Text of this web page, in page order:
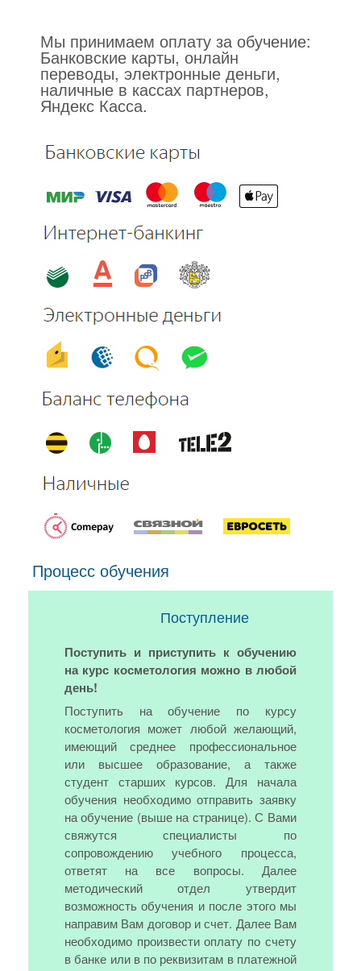
Мы принимаем оплату за обучение:
Банковские карты, онлайн
переводы, электронные деньги,
наличные в кассах партнеров,
Яндекс Касса.
Процесс обучения
Поступление
Поступить и приступить к обучению
на курс косметология можно в любой
день!
Поступить на обучение по курсу
косметология может любой желающий,
имеющий среднее профессиональное
или высшее образование, а также
студент старших курсов. Для начала
обучения необходимо отправить заявку
на обучение (выше на странице). С Вами
свяжутся специалисты по
сопровождению учебного процесса,
ответят на все вопросы. Далее
методический отдел утвердит
возможность обучения и после этого мы
направим Вам договор и счет. Далее Вам
необходимо произвести оплату по счету
в банке или в по реквизитам в платежной